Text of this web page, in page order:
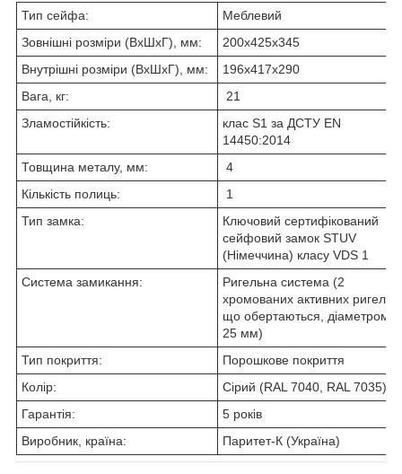
Тип сейфа:
Меблевий
Зовнішні розміри (ВхШхГ), мм:
200x425x345
Внутрішні розміри (ВхШхГ), мм:
196x417x290
Вага, кг:
21
Зламостійкість:
клас S1 за ДСТУ EN
14450:2014
Товщина металу, мм:
4
Кількість полиць:
1
Тип замка:
Ключовий сертифікований
сейфовий замок STUV
(Німеччина) класу VDS 1
Система замикання:
Ригельна система (2
хромованих активних ригеля
що обертаються, діаметром
25 мм)
Тип покриття:
Порошкове покриття
Колір:
Сірий (RAL 7040, RAL 7035)
Гарантія:
5 років
Виробник, країна:
Паритет-К (Україна)